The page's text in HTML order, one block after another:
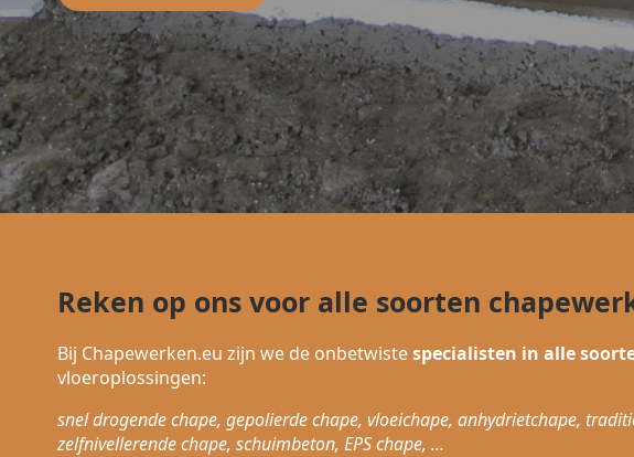
Reken op ons voor alle soorten
Bij Chapewerken.eu zijn we de onbetwistespecialisten in alle
vloeroplossingen:
snel drogende chape, gepolierde chape, vloeichape, anhydrietchape,
zelfnivellerende chape, schuimbeton, EPS chape, ...